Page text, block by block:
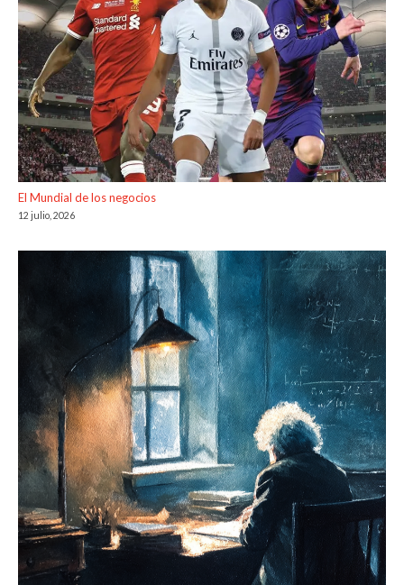
El Mundial de los negocios
12 julio, 2026